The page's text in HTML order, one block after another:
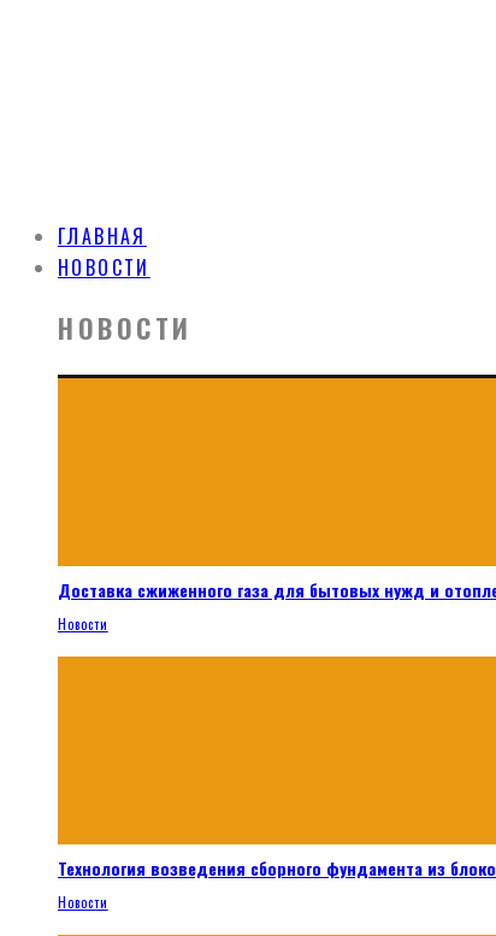
ГЛАВНАЯ
НОВОСТИ
НОВОСТИ
Доставка сжиженного газа для бытовых нужд и
Новости
Технология возведения сборного фундамента из
Новости